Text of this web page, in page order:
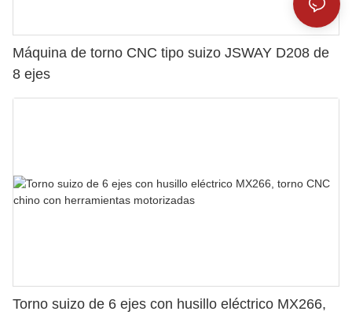
Máquina de torno CNC tipo suizo JSWAY D208 de
8 ejes
Torno suizo de 6 ejes con husillo eléctrico MX266,